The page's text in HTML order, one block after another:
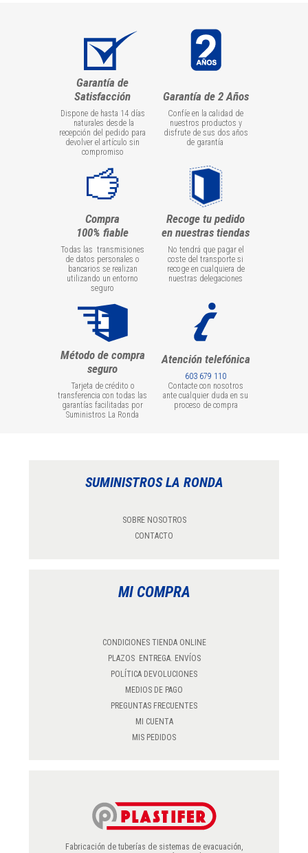
Garantía de
Satisfacción
Dispone de hasta 14 días
naturales desde la
recepción del pedido para
devolver el artículo sin
compromiso
Garantía de 2 Años
Confíe en la calidad de
nuestros productos y
disfrute de sus dos años
de garantía
Compra
100% fiable
Todas las transmisiones
de datos personales o
bancarios se realizan
utilizando un entorno
seguro
Recoge tu pedido
en nuestras tiendas
No tendrá que pagar el
coste del transporte si
recoge en cualquiera de
nuestras delegaciones
Método de compra
seguro
Tarjeta de crédito o
transferencia con todas las
garantías facilitadas por
Suministros La Ronda
Atención telefónica
603 679 110
Contacte con nosotros
ante cualquier duda en su
proceso de compra
SUMINISTROS LA RONDA
SOBRE NOSOTROS
CONTACTO
MI COMPRA
CONDICIONES TIENDA ONLINE
PLAZOS ENTREGA. ENVÍOS
POLÍTICA DEVOLUCIONES
MEDIOS DE PAGO
PREGUNTAS FRECUENTES
MI CUENTA
MIS PEDIDOS
Fabricación de tuberías de sistemas de evacuación,